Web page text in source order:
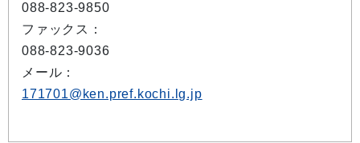
088-823-9850
ファックス：
088-823-9036
メール：
171701@ken.pref.kochi.lg.jp